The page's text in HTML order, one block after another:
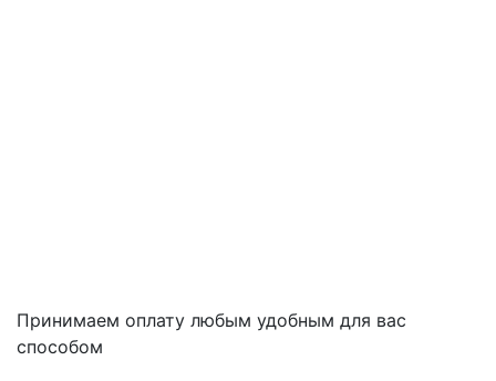
Принимаем оплату любым удобным для вас
способом